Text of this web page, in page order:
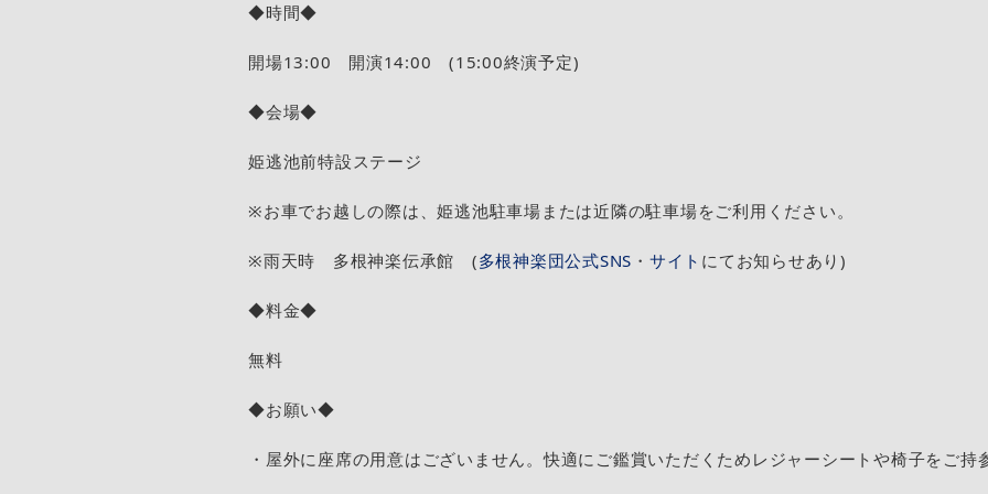
◆時間◆
開場13:00 開演14:00 (15:00終演予定)
◆会場◆
姫逃池前特設ステージ
※お車でお越しの際は、姫逃池駐車場または近隣の駐車場をご利用ください。
※雨天時 多根神楽伝承館 (多根神楽団公式SNS ・ サイト にてお知らせあり)
◆料金◆
無料
◆お願い◆
・屋外に座席の用意はございません。快適にご鑑賞いただくためレジャーシートや椅子をご持